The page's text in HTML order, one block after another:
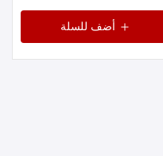
أضف للسلة